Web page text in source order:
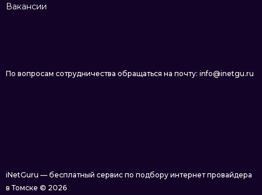
Вакансии
По вопросам сотрудничества обращаться на почту: info@inetgu.ru
iNetGuru — бесплатный сервис по подбору интернет провайдера
в Томске © 2026